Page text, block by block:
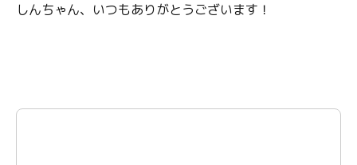
しんちゃん、いつもありがとうございます！